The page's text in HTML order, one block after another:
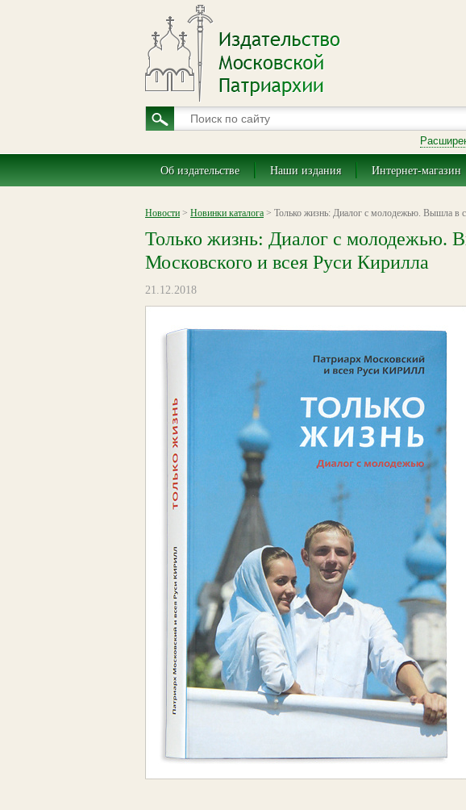
Об издательстве Наши издания Интернет-магазин
Новости > Новинки каталога > Только жизнь: Диалог с молодежью. Вышла в
Только жизнь: Диалог с молодежью.
Московского и всея Руси Кирилла
21.12.2018